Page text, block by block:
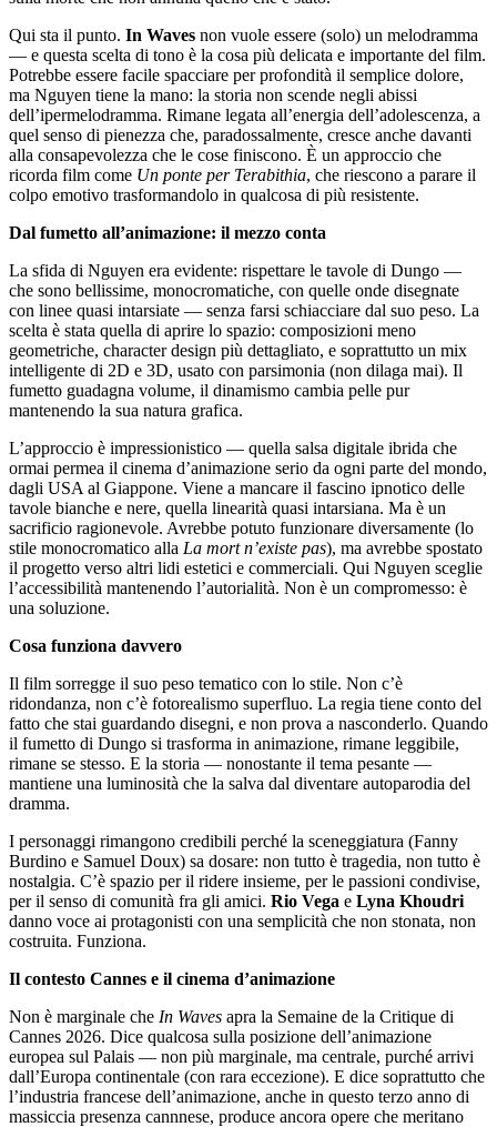
Qui sta il punto. In Waves non vuole essere (solo) un melodramma
— e questa scelta di tono è la cosa più delicata e importante del film.
Potrebbe essere facile spacciare per profondità il semplice dolore,
ma Nguyen tiene la mano: la storia non scende negli abissi
dell’ipermelodramma. Rimane legata all’energia dell’adolescenza, a
quel senso di pienezza che, paradossalmente, cresce anche davanti
alla consapevolezza che le cose finiscono. È un approccio che
ricorda film come Un ponte per Terabithia, che riescono a parare il
colpo emotivo trasformandolo in qualcosa di più resistente.
Dal fumetto all’animazione: il mezzo conta
La sfida di Nguyen era evidente: rispettare le tavole di Dungo —
che sono bellissime, monocromatiche, con quelle onde disegnate
con linee quasi intarsiate — senza farsi schiacciare dal suo peso. La
scelta è stata quella di aprire lo spazio: composizioni meno
geometriche, character design più dettagliato, e soprattutto un mix
intelligente di 2D e 3D, usato con parsimonia (non dilaga mai). Il
fumetto guadagna volume, il dinamismo cambia pelle pur
mantenendo la sua natura grafica.
L’approccio è impressionistico — quella salsa digitale ibrida che
ormai permea il cinema d’animazione serio da ogni parte del mondo,
dagli USA al Giappone. Viene a mancare il fascino ipnotico delle
tavole bianche e nere, quella linearità quasi intarsiana. Ma è un
sacrificio ragionevole. Avrebbe potuto funzionare diversamente (lo
stile monocromatico alla La mort n’existe pas), ma avrebbe spostato
il progetto verso altri lidi estetici e commerciali. Qui Nguyen sceglie
l’accessibilità mantenendo l’autorialità. Non è un compromesso: è
una soluzione.
Cosa funziona davvero
Il film sorregge il suo peso tematico con lo stile. Non c’è
ridondanza, non c’è fotorealismo superfluo. La regia tiene conto del
fatto che stai guardando disegni, e non prova a nasconderlo. Quando
il fumetto di Dungo si trasforma in animazione, rimane leggibile,
rimane se stesso. E la storia — nonostante il tema pesante —
mantiene una luminosità che la salva dal diventare autoparodia del
dramma.
I personaggi rimangono credibili perché la sceneggiatura (Fanny
Burdino e Samuel Doux) sa dosare: non tutto è tragedia, non tutto è
nostalgia. C’è spazio per il ridere insieme, per le passioni condivise,
per il senso di comunità fra gli amici. Rio Vega e Lyna Khoudri
danno voce ai protagonisti con una semplicità che non stonata, non
costruita. Funziona.
Il contesto Cannes e il cinema d’animazione
Non è marginale che In Waves apra la Semaine de la Critique di
Cannes 2026. Dice qualcosa sulla posizione dell’animazione
europea sul Palais — non più marginale, ma centrale, purché arrivi
dall’Europa continentale (con rara eccezione). E dice soprattutto che
l’industria francese dell’animazione, anche in questo terzo anno di
massiccia presenza cannnese, produce ancora opere che meritano